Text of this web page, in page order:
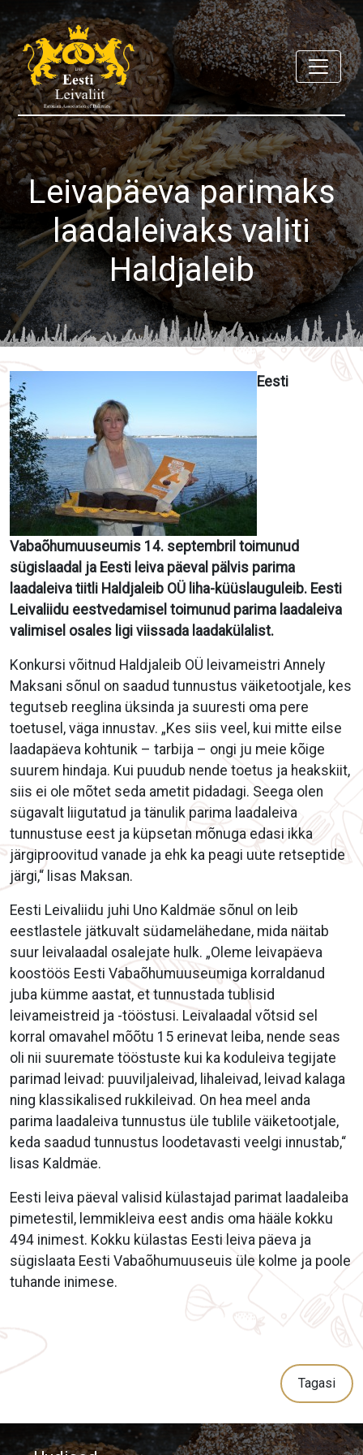
Leivapäeva parimaks
laadaleivaks valiti
Haldjaleib
Eesti
Vabaõhumuuseumis 14. septembril toimunud
sügislaadal ja Eesti leiva päeval pälvis parima
laadaleiva tiitli Haldjaleib OÜ liha-küüslauguleib. Eesti
Leivaliidu eestvedamisel toimunud parima laadaleiva
valimisel osales ligi viissada laadakülalist.
Konkursi võitnud Haldjaleib OÜ leivameistri Annely
Maksani sõnul on saadud tunnustus väiketootjale, kes
tegutseb reeglina üksinda ja suuresti oma pere
toetusel, väga innustav. „Kes siis veel, kui mitte eilse
laadapäeva kohtunik – tarbija – ongi ju meie kõige
suurem hindaja. Kui puudub nende toetus ja heakskiit,
siis ei ole mõtet seda ametit pidadagi. Seega olen
sügavalt liigutatud ja tänulik parima laadaleiva
tunnustuse eest ja küpsetan mõnuga edasi ikka
järgiproovitud vanade ja ehk ka peagi uute retseptide
järgi,“ lisas Maksan.
Eesti Leivaliidu juhi Uno Kaldmäe sõnul on leib
eestlastele jätkuvalt südamelähedane, mida näitab
suur leivalaadal osalejate hulk. „Oleme leivapäeva
koostöös Eesti Vabaõhumuuseumiga korraldanud
juba kümme aastat, et tunnustada tublisid
leivameistreid ja -tööstusi. Leivalaadal võtsid sel
korral omavahel mõõtu 15 erinevat leiba, nende seas
oli nii suuremate tööstuste kui ka koduleiva tegijate
parimad leivad: puuviljaleivad, lihaleivad, leivad kalaga
ning klassikalised rukkileivad. On hea meel anda
parima laadaleiva tunnustus üle tublile väiketootjale,
keda saadud tunnustus loodetavasti veelgi innustab,“
lisas Kaldmäe.
Eesti leiva päeval valisid külastajad parimat laadaleiba
pimetestil, lemmikleiva eest andis oma hääle kokku
494 inimest. Kokku külastas Eesti leiva päeva ja
sügislaata Eesti Vabaõhumuuseuis üle kolme ja poole
tuhande inimese.
Tagasi